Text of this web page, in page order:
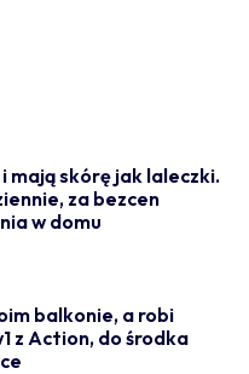
mają skórę jak laleczki.
za bezcen
w domu
balkonie, a robi
z Action, do środka